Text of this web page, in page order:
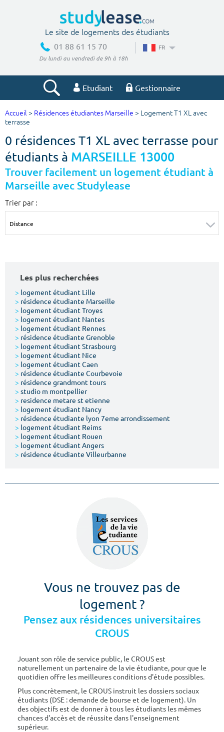
Le site de logements des étudiants
01 88 61 15 70
Du lundi au vendredi de 9h à 18h
FR
Etudiant Gestionnaire
Votre recherche
Ville, école
Budget min
€
Budget max
€
Surface min Surface max
Type de location
Votre date d'entrée
Chercher
Accueil > Résidences étudiantes Marseille > Logement T1 XL avec
terrasse
0 résidences T1 XL avec terrasse pour
étudiants à MARSEILLE 13000
Trouver facilement un logement étudiant à
Marseille avec Studylease
Trier par :
Les plus recherchées
> logement étudiant Lille
> résidence étudiante Marseille
> logement étudiant Troyes
> logement étudiant Nantes
> logement étudiant Rennes
> résidence étudiante Grenoble
> logement étudiant Strasbourg
> logement étudiant Nice
> logement étudiant Caen
> résidence étudiante Courbevoie
> résidence grandmont tours
> studio m montpellier
> residence metare st etienne
> logement étudiant Nancy
> résidence étudiante lyon 7eme arrondissement
> logement étudiant Reims
> logement étudiant Rouen
> logement étudiant Angers
> résidence étudiante Villeurbanne
Vous ne trouvez pas de
logement ?
Pensez aux résidences universitaires
CROUS
Jouant son rôle de service public, le CROUS est
naturellement un partenaire de la vie étudiante, pour que le
quotidien offre les meilleures conditions d'étude possibles.
Plus concrètement, le CROUS instruit les dossiers sociaux
étudiants (DSE : demande de bourse et de logement). Un
des objectifs est de donner à tous les étudiants les mêmes
chances d'accès et de réussite dans l'enseignement
supérieur.